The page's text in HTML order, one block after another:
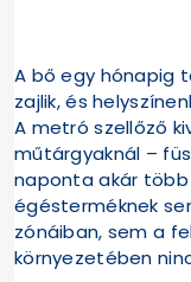
A bő egy hónapig
zajlik, és
A metró szellőző
műtárgyaknál –
naponta akár
égésterméknek
zónáiban, sem a
környezetében